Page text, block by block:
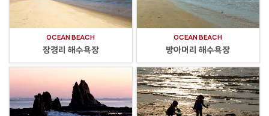
OCEAN BEACH
장경리 해수욕장
OCEAN BEACH
방아머리 해수욕장